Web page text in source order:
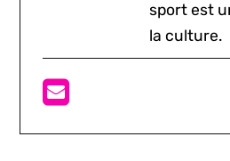
sport est
la culture.